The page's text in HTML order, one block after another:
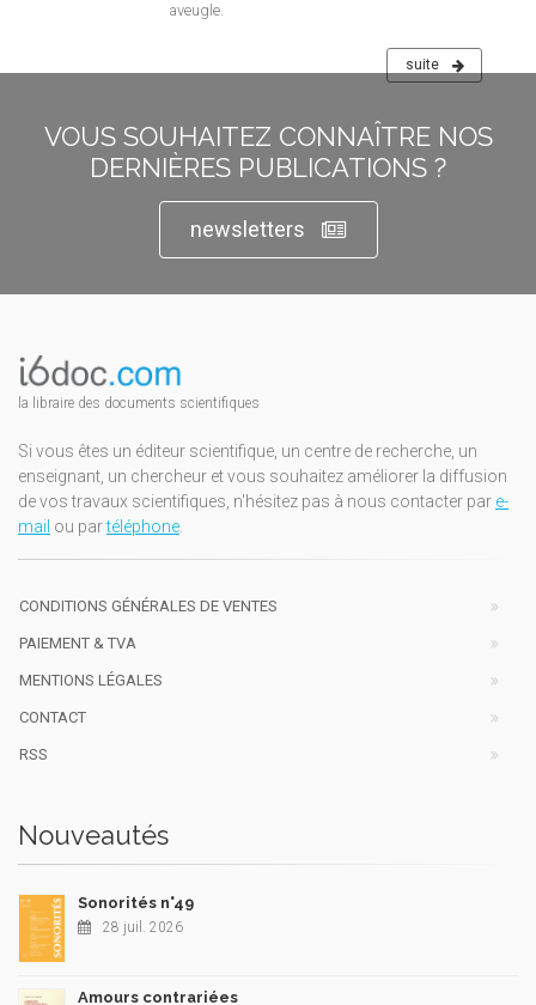
aveugle.
suite
VOUS SOUHAITEZ CONNAÎTRE NOS
DERNIÈRES PUBLICATIONS ?
newsletters
la libraire des documents scientifiques
Si vous êtes un éditeur scientifique, un centre de recherche, un
enseignant, un chercheur et vous souhaitez améliorer la diffusion
de vos travaux scientifiques, n'hésitez pas à nous contacter par e-
mail ou partéléphone.
CONDITIONS GÉNÉRALES DE VENTES
PAIEMENT & TVA
MENTIONS LÉGALES
CONTACT
RSS
Nouveautés
Sonorités n°49
28 juil. 2026
Amours contrariées